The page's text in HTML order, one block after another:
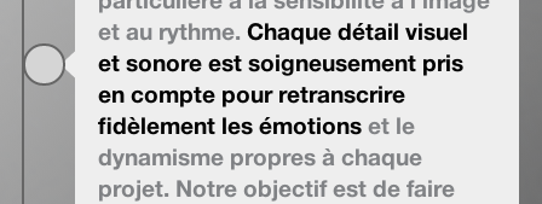
et au rythme.Chaque détail visuel
et sonore est soigneusement pris
en compte pour retranscrire
fidèlement les émotions et le
dynamisme propres à chaque
projet. Notre objectif est de faire